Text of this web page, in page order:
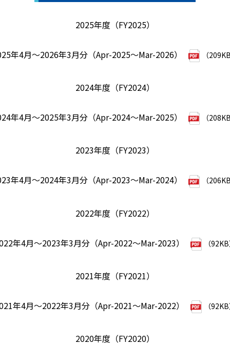
2025年度（FY2025）
年4月～2026年3月分（Apr-2025～Mar-2026） （
2024年度（FY2024）
年4月～2025年3月分（Apr-2024～Mar-2025） （
2023年度（FY2023）
年4月～2024年3月分（Apr-2023～Mar-2024） （
2022年度（FY2022）
年4月～2023年3月分（Apr-2022～Mar-2023） （
2021年度（FY2021）
年4月～2022年3月分（Apr-2021～Mar-2022） （
2020年度（FY2020）